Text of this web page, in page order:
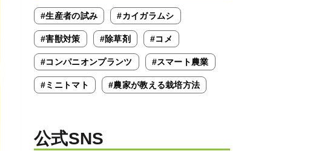
#生産者の試み #カイガラムシ
#害獣対策 #除草剤 #コメ
#コンパニオンプランツ #スマート農業
#ミニトマト #農家が教える栽培方法
公式SNS